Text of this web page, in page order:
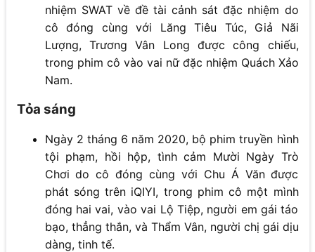
nhiệm SWAT về đề tài cảnh sát đặc nhiệm do
cô đóng cùng với Lăng Tiêu Túc, Giả Nãi
Lượng, Trương Vân Long được công chiếu,
trong phim cô vào vai nữ đặc nhiệm Quách Xảo
Nam.
Tỏa sáng
Ngày 2 tháng 6 năm 2020, bộ phim truyền hình
tội phạm, hồi hộp, tình cảm Mười Ngày Trò
Chơi do cô đóng cùng với Chu Á Văn được
phát sóng trên iQIYI, trong phim cô một mình
đóng hai vai, vào vai Lộ Tiệp, người em gái táo
bạo, thẳng thắn, và Thẩm Vân, người chị gái dịu
dàng, tinh tế.